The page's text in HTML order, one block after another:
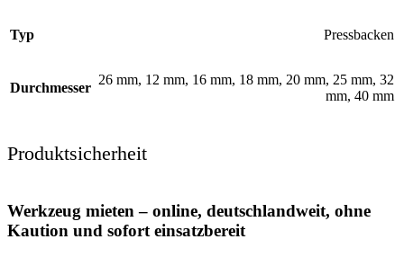
Typ Pressbacken
Durchmesser
26 mm, 12 mm, 16 mm, 18 mm, 20 mm, 25 mm, 32
mm, 40 mm
Produktsicherheit
Werkzeug mieten – online, deutschlandweit, ohne
Kaution und sofort einsatzbereit